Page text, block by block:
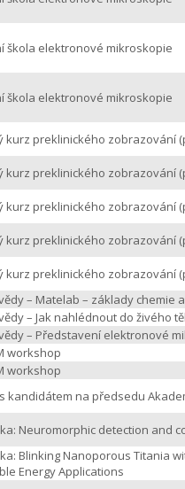
škola elektronové mikroskopie
škola elektronové mikroskopie
kurz preklinického zobrazování
kurz preklinického zobrazování
kurz preklinického zobrazování
kurz preklinického zobrazování
kurz preklinického zobrazování
– Matelab – základy chemie
– Jak nahlédnout do živého
– Představení elektronové
workshop
workshop
kandidátem na předsedu
Neuromorphic detection and
Blinking Nanoporous Titania
Energy Applications